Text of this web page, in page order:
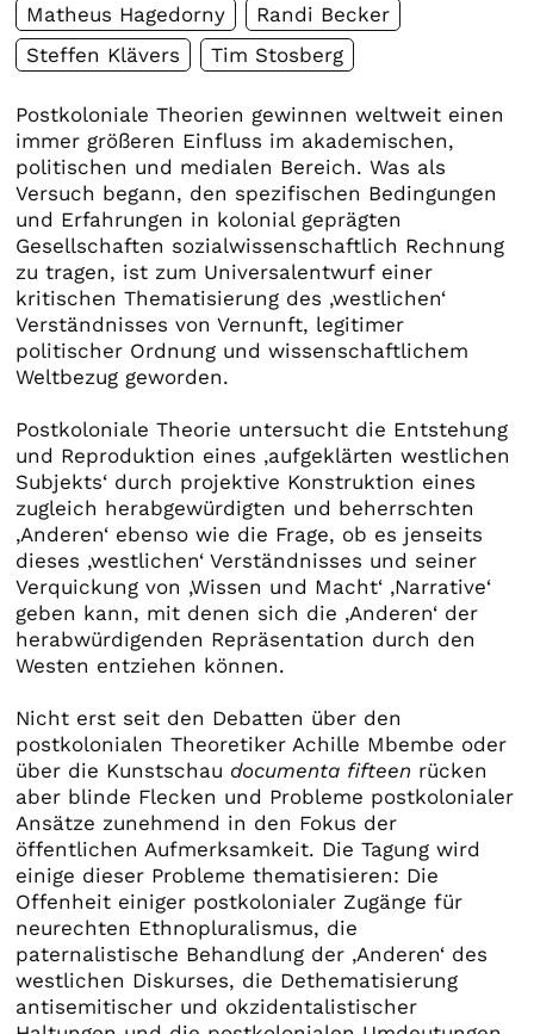
Matheus Hagedorny
Randi Becker
Steffen Klävers
Tim Stosberg
Postkoloniale Theorien gewinnen weltweit einen
immer größeren Einfluss im akademischen,
politischen und medialen Bereich. Was als
Versuch begann, den spezifischen Bedingungen
und Erfahrungen in kolonial geprägten
Gesellschaften sozialwissenschaftlich Rechnung
zu tragen, ist zum Universalentwurf einer
kritischen Thematisierung des ‚westlichen‘
Verständnisses von Vernunft, legitimer
politischer Ordnung und wissenschaftlichem
Weltbezug geworden.
Postkoloniale Theorie untersucht die Entstehung
und Reproduktion eines ‚aufgeklärten westlichen
Subjekts‘ durch projektive Konstruktion eines
zugleich herabgewürdigten und beherrschten
‚Anderen‘ ebenso wie die Frage, ob es jenseits
dieses ‚westlichen‘ Verständnisses und seiner
Verquickung von ‚Wissen und Macht‘ ‚Narrative‘
geben kann, mit denen sich die ‚Anderen‘ der
herabwürdigenden Repräsentation durch den
Westen entziehen können.
Nicht erst seit den Debatten über den
postkolonialen Theoretiker Achille Mbembe oder
über die Kunstschau documenta fifteen rücken
aber blinde Flecken und Probleme postkolonialer
Ansätze zunehmend in den Fokus der
öffentlichen Aufmerksamkeit. Die Tagung wird
einige dieser Probleme thematisieren: Die
Offenheit einiger postkolonialer Zugänge für
neurechten Ethnopluralismus, die
paternalistische Behandlung der ‚Anderen‘ des
westlichen Diskurses, die Dethematisierung
antisemitischer und okzidentalistischer